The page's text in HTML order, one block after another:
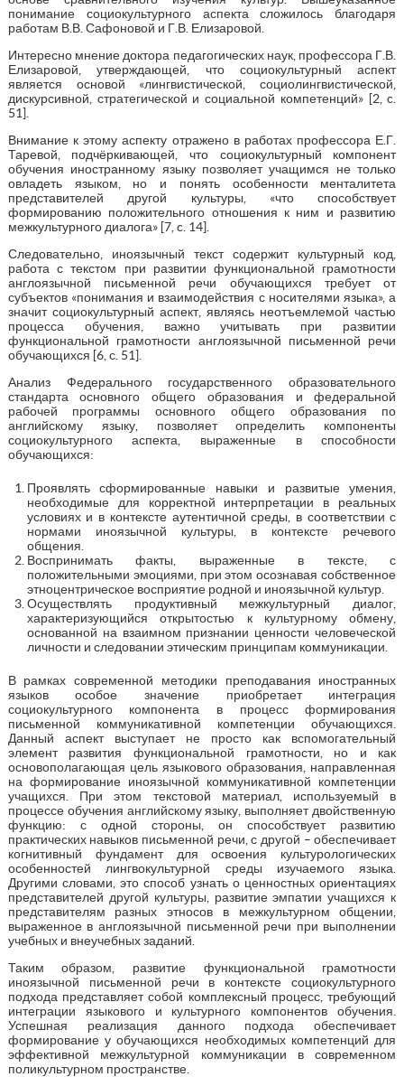
понимание социокультурного аспекта сложилось благодаря
работам В.В. Сафоновой и Г.В. Елизаровой.
Интересно мнение доктора педагогических наук, профессора Г.В.
Елизаровой, утверждающей, что социокультурный аспект
является основой «лингвистической, социолингвистической,
дискурсивной, стратегической и социальной компетенций» [2, c.
51].
Внимание к этому аспекту отражено в работах профессора Е.Г.
Таревой, подчёркивающей, что социокультурный компонент
обучения иностранному языку позволяет учащимся не только
овладеть языком, но и понять особенности менталитета
представителей другой культуры, «что способствует
формированию положительного отношения к ним и развитию
межкультурного диалога» [7, c. 14].
Следовательно, иноязычный текст содержит культурный код,
работа с текстом при развитии функциональной грамотности
англоязычной письменной речи обучающихся требует от
субъектов «понимания и взаимодействия с носителями языка», а
значит социокультурный аспект, являясь неотъемлемой частью
процесса обучения, важно учитывать при развитии
функциональной грамотности англоязычной письменной речи
обучающихся [6, с. 51].
Анализ Федерального государственного образовательного
стандарта основного общего образования и федеральной
рабочей программы основного общего образования по
английскому языку, позволяет определить компоненты
социокультурного аспекта, выраженные в способности
обучающихся:
Проявлять сформированные навыки и развитые умения,
необходимые для корректной интерпретации в реальных
условиях и в контексте аутентичной среды, в соответствии с
нормами иноязычной культуры, в контексте речевого
общения.
Воспринимать факты, выраженные в тексте, с
положительными эмоциями, при этом осознавая собственное
этноцентрическое восприятие родной и иноязычной культур.
Осуществлять продуктивный межкультурный диалог,
характеризующийся открытостью к культурному обмену,
основанной на взаимном признании ценности человеческой
личности и следовании этическим принципам коммуникации.
В рамках современной методики преподавания иностранных
языков особое значение приобретает интеграция
социокультурного компонента в процесс формирования
письменной коммуникативной компетенции обучающихся.
Данный аспект выступает не просто как вспомогательный
элемент развития функциональной грамотности, но и как
основополагающая цель языкового образования, направленная
на формирование иноязычной коммуникативной компетенции
учащихся. При этом текстовой материал, используемый в
процессе обучения английскому языку, выполняет двойственную
функцию: с одной стороны, он способствует развитию
практических навыков письменной речи, с другой – обеспечивает
когнитивный фундамент для освоения культурологических
особенностей лингвокультурной среды изучаемого языка.
Другими словами, это способ узнать о ценностных ориентациях
представителей другой культуры, развитие эмпатии учащихся к
представителям разных этносов в межкультурном общении,
выраженное в англоязычной письменной речи при выполнении
учебных и внеучебных заданий.
Таким образом, развитие функциональной грамотности
иноязычной письменной речи в контексте социокультурного
подхода представляет собой комплексный процесс, требующий
интеграции языкового и культурного компонентов обучения.
Успешная реализация данного подхода обеспечивает
формирование у обучающихся необходимых компетенций для
эффективной межкультурной коммуникации в современном
поликультурном пространстве.